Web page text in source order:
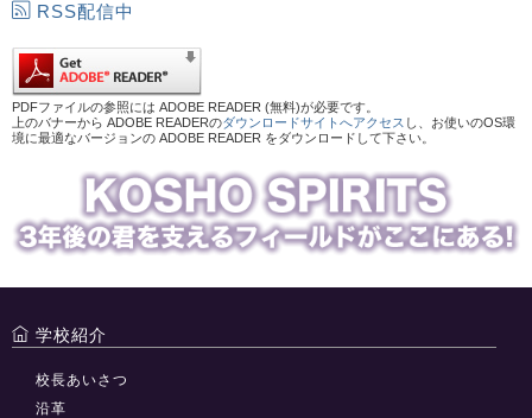
RSS配信中
PDFファイルの参照には ADOBE READER (無料)が必要です。
上のバナーから ADOBE READERのダウンロードサイトへアクセス し、お使いのOS環
境に最適なバージョンの ADOBE READER をダウンロードして下さい。
学校紹介
校長あいさつ
沿革